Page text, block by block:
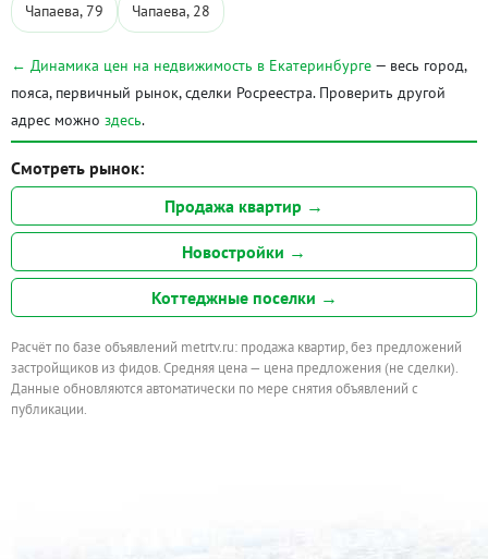
Чапаева, 79 Чапаева, 28
← Динамика цен на недвижимость в Екатеринбурге — весь город,
пояса, первичный рынок, сделки Росреестра. Проверить другой
адрес можно здесь.
Смотреть рынок:
Продажа квартир →
Новостройки →
Коттеджные поселки →
Расчёт по базе объявлений metrtv.ru: продажа квартир, без предложений
застройщиков из фидов. Средняя цена — цена предложения (не сделки).
Данные обновляются автоматически по мере снятия объявлений с
публикации.